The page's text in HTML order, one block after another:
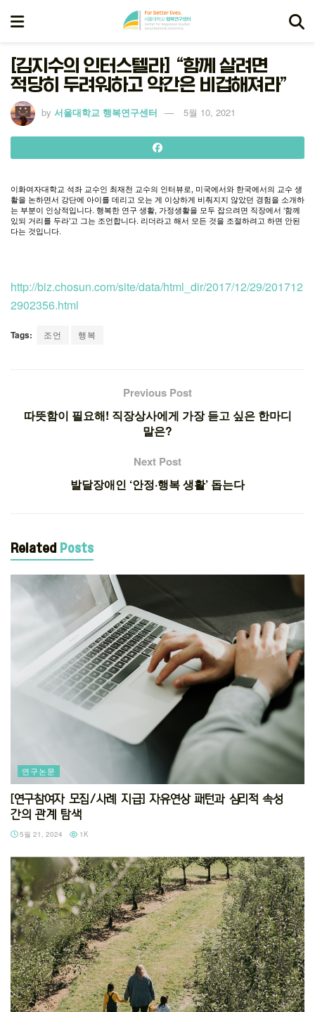
[김지수의 인터스텔라] “함께 살려면
적당히 두려워하고 약간은 비겁해져라”
by 서울대학교 행복연구센터 5월 10, 2021
이화여자대학교 석좌 교수인 최재천 교수의 인터뷰로 미국에서와 한국에서의 교수 생
활을 논하면서 강단에 아이를 데리고 오는 게 이상하게 비춰지지 않았던 경험을 소개하
는 부분이 인상적입니다 행복한 연구 생활 가정생활을 모두 잡으려면 직장에서 ‘함께
있되 거리를 두라’고 그는 조언합니다 리더라고 해서 모든 것을 조절하려고 하면 안된
다는 것입니다
http://biz.chosun.com/site/data/html_dir/2017/12/29/201712
2902356.html
Tags: 조언 행복
Previous Post
따뜻함이 필요해! 직장상사에게 가장 듣고 싶은 한마디
말은?
Next Post
발달장애인 ‘안정·행복 생활’ 돕는다
Related Posts
연구논문
[연구참여자 모집/사례 지급] 자유연상 패턴과 심리적 속성
간의 관계 탐색
5월 21, 2024 1K